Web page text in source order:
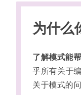
为什么
了解模式能
乎所有关于
关于模式的